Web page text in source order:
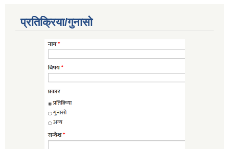
प्रतिक्रिया/गुनासो